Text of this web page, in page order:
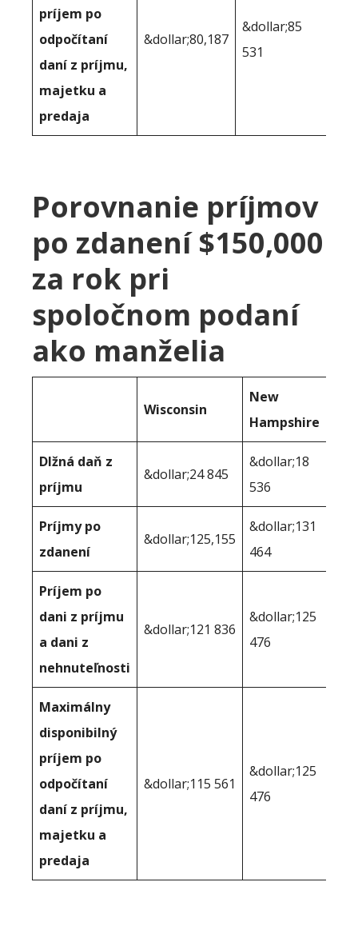
príjem po
odpočítaní
daní z príjmu,
majetku a
predaja
&dollar;80,187
&dollar;85
531
Porovnanie príjmov
po zdanení $150,000
za rok pri
spoločnom podaní
ako manželia
Wisconsin
New
Hampshire
Dlžná daň z
príjmu
&dollar;24 845
&dollar;18
536
Príjmy po
zdanení
&dollar;125,155
&dollar;131
464
Príjem po
dani z príjmu
a dani z
nehnuteľnosti
&dollar;121 836
&dollar;125
476
Maximálny
disponibilný
príjem po
odpočítaní
daní z príjmu,
majetku a
predaja
&dollar;115 561
&dollar;125
476